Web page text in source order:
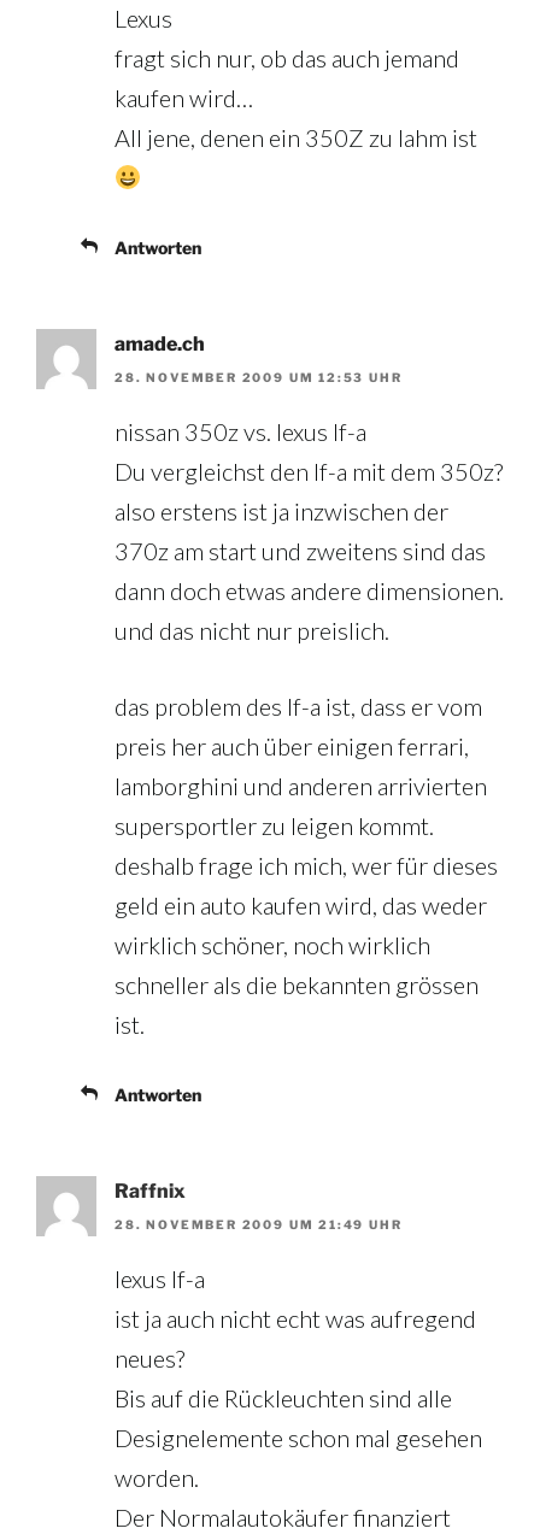
Lexus
fragt sich nur, ob das auch jemand
kaufen wird…
All jene, denen ein 350Z zu lahm ist
Antworten
amade.ch
28. NOVEMBER 2009 UM 12:53 UHR
nissan 350z vs. lexus lf-a
Du vergleichst den lf-a mit dem 350z?
also erstens ist ja inzwischen der
370z am start und zweitens sind das
dann doch etwas andere dimensionen.
und das nicht nur preislich.
das problem des lf-a ist, dass er vom
preis her auch über einigen ferrari,
lamborghini und anderen arrivierten
supersportler zu leigen kommt.
deshalb frage ich mich, wer für dieses
geld ein auto kaufen wird, das weder
wirklich schöner, noch wirklich
schneller als die bekannten grössen
ist.
Antworten
Raffnix
28. NOVEMBER 2009 UM 21:49 UHR
lexus lf-a
ist ja auch nicht echt was aufregend
neues?
Bis auf die Rückleuchten sind alle
Designelemente schon mal gesehen
worden.
Der Normalautokäufer finanziert